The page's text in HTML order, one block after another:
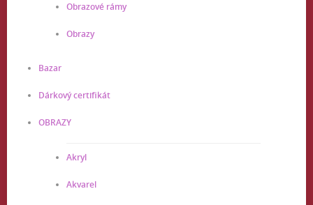
Obrazové rámy
Obrazy
Bazar
Dárkový certifikát
OBRAZY
Akryl
Akvarel